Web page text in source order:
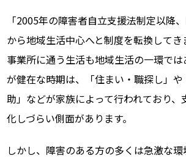
「2005年の障害者自立支援法制定以降
から地域生活中心へと制度を転換して
事業所に通う生活も地域生活の一環で
が健在な時期は、「住まい・職探し」
助」などが家族によって行われており、
化しづらい側面があります。
しかし、障害のある方の多くは急激な